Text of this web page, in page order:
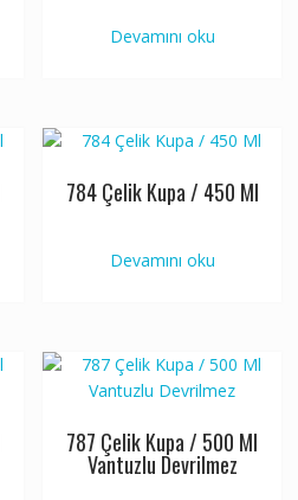
Devamını oku
784 Çelik Kupa / 450 Ml
Devamını oku
787 Çelik Kupa / 500 Ml
Vantuzlu Devrilmez